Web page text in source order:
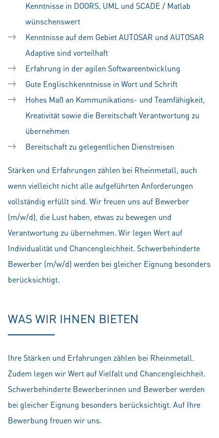
Kenntnisse in DOORS, UML und SCADE / Matlab
wünschenswert
Kenntnisse auf dem Gebiet AUTOSAR und AUTOSAR
Adaptive sind vorteilhaft
Erfahrung in der agilen Softwareentwicklung
Gute Englischkenntnisse in Wort und Schrift
Hohes Maß an Kommunikations- und Teamfähigkeit,
Kreativität sowie die Bereitschaft Verantwortung zu
übernehmen
Bereitschaft zu gelegentlichen Dienstreisen
Stärken und Erfahrungen zählen bei Rheinmetall, auch
wenn vielleicht nicht alle aufgeführten Anforderungen
vollständig erfüllt sind. Wir freuen uns auf Bewerber
(m/w/d), die Lust haben, etwas zu bewegen und
Verantwortung zu übernehmen. Wir legen Wert auf
Individualität und Chancengleichheit. Schwerbehinderte
Bewerber (m/w/d) werden bei gleicher Eignung besonders
berücksichtigt.
WAS WIR IHNEN BIETEN
Ihre Stärken und Erfahrungen zählen bei Rheinmetall.
Zudem legen wir Wert auf Vielfalt und Chancengleichheit.
Schwerbehinderte Bewerberinnen und Bewerber werden
bei gleicher Eignung besonders berücksichtigt. Auf Ihre
Bewerbung freuen wir uns.